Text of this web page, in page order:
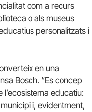
com a recurs
o als museus
personalitzats i
en una
Bosch. “Es concep
educatiu:
i, evidentment,